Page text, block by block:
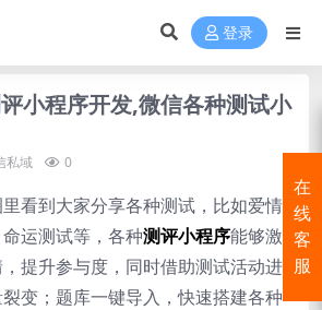
登录
小程序开发,微信各种测试小
私域 0
看到大家分享各种测试，比如爱情
运测试等，各种测评小程序能够激
提升参与度，同时借助测试活动进
变；题库一键导入，快速搭建各种
在
线
客
服